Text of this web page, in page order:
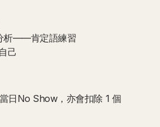
析——肯定語練習
己
日No Show，亦會扣除 1 個